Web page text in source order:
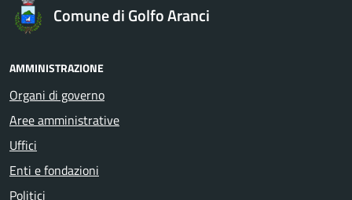
Comune di Golfo Aranci
AMMINISTRAZIONE
Organi di governo
Aree amministrative
Uffici
Enti e fondazioni
Politici